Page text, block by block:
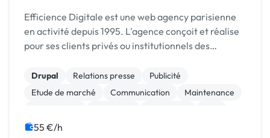
Efficience Digitale est une web agency parisienne
en activité depuis 1995. L'agence conçoit et réalise
pour ses clients privés ou institutionnels des
vitrine au dispositif multisite, multilingue et ...
Drupal Relations presse
Publicité
Etude de marché
Communication
Maintenance
55 €/h